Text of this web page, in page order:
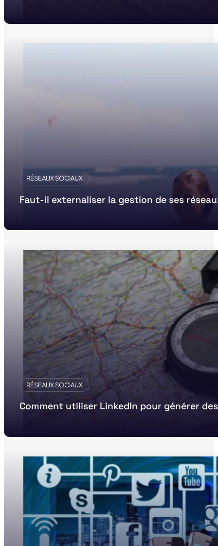
RÉSEAUX SOCIAUX
Faut-il externaliser la gestion de ses
RÉSEAUX SOCIAUX
Comment utiliser LinkedIn pour générer